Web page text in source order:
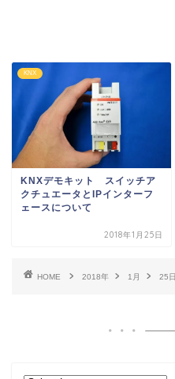
KNX
KNXデモキット スイッチア
クチュエータとIPインターフ
ェースについて
2018年1月25日
HOME 2018年 1月 25日